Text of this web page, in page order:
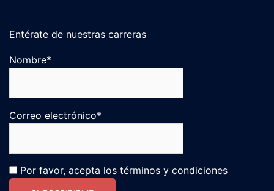
Entérate de nuestras carreras
Nombre*
Correo electrónico*
Por favor, acepta los términos y condiciones